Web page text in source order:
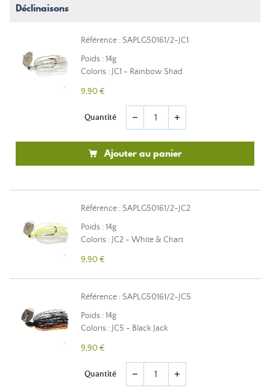
Déclinaisons
Référence : SAPLG50161/2-JC1
Poids : 14g
Coloris : JC1 - Rainbow Shad
9,90 €
Quantité remove add
Ajouter au panier
Référence : SAPLG50161/2-JC2
Poids : 14g
Coloris : JC2 - White & Chart
9,90 €
Référence : SAPLG50161/2-JC5
Poids : 14g
Coloris : JC5 - Black Jack
9,90 €
Quantité remove add